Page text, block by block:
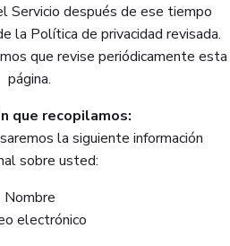
Servicio después de ese tiempo
la Política de privacidad revisada.
que revise periódicamente esta
página.
que recopilamos:
la siguiente información
sobre usted:
Nombre
electrónico